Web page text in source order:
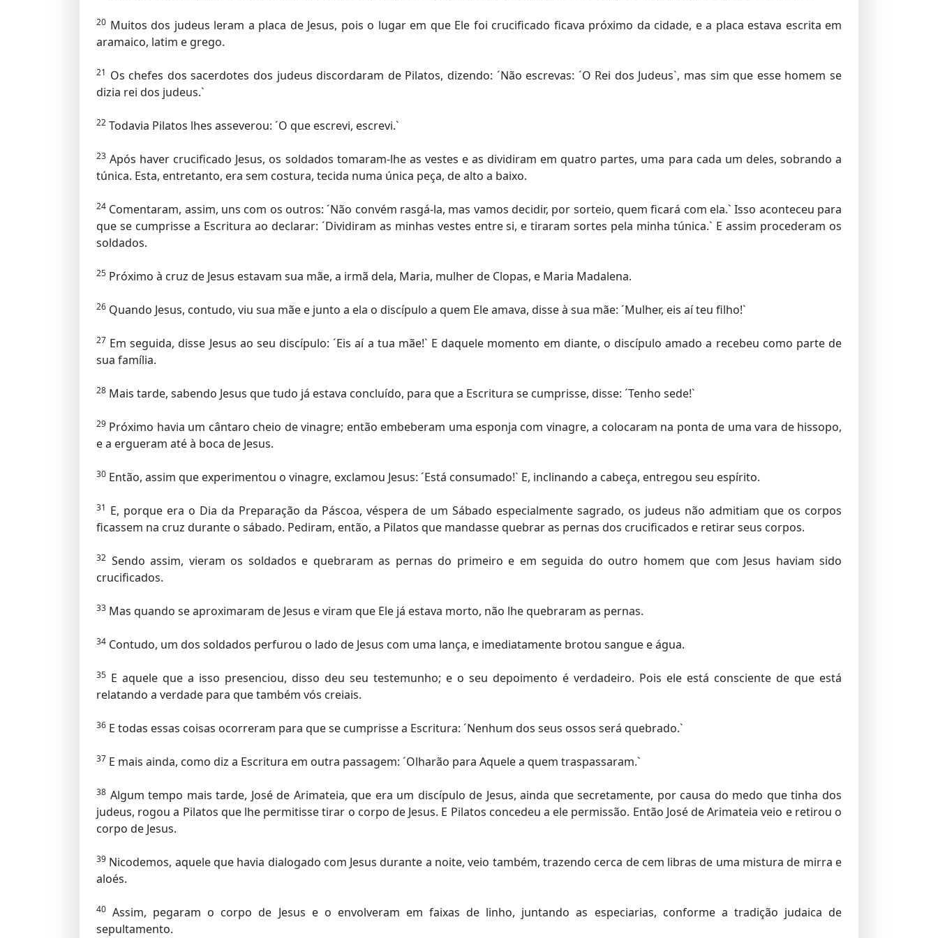
20 Muitos dos judeus leram a placa de Jesus, pois o lugar em que Ele foi crucificado ficava próximo da cidade, e a placa estava escrita em
aramaico, latim e grego.
21 Os chefes dos sacerdotes dos judeus discordaram de Pilatos, dizendo: ´Não escrevas: ´O Rei dos Judeus`, mas sim que esse homem se
dizia rei dos judeus.`
22 Todavia Pilatos lhes asseverou: ´O que escrevi, escrevi.`
23 Após haver crucificado Jesus, os soldados tomaram-lhe as vestes e as dividiram em quatro partes, uma para cada um deles, sobrando a
túnica. Esta, entretanto, era sem costura, tecida numa única peça, de alto a baixo.
24 Comentaram, assim, uns com os outros: ´Não convém rasgá-la, mas vamos decidir, por sorteio, quem ficará com ela.` Isso aconteceu para
que se cumprisse a Escritura ao declarar: ´Dividiram as minhas vestes entre si, e tiraram sortes pela minha túnica.` E assim procederam os
soldados.
25 Próximo à cruz de Jesus estavam sua mãe, a irmã dela, Maria, mulher de Clopas, e Maria Madalena.
26 Quando Jesus, contudo, viu sua mãe e junto a ela o discípulo a quem Ele amava, disse à sua mãe: ´Mulher, eis aí teu filho!`
27 Em seguida, disse Jesus ao seu discípulo: ´Eis aí a tua mãe!` E daquele momento em diante, o discípulo amado a recebeu como parte de
sua família.
28 Mais tarde, sabendo Jesus que tudo já estava concluído, para que a Escritura se cumprisse, disse: ´Tenho sede!`
29 Próximo havia um cântaro cheio de vinagre; então embeberam uma esponja com vinagre, a colocaram na ponta de uma vara de hissopo,
e a ergueram até à boca de Jesus.
30 Então, assim que experimentou o vinagre, exclamou Jesus: ´Está consumado!` E, inclinando a cabeça, entregou seu espírito.
31 E, porque era o Dia da Preparação da Páscoa, véspera de um Sábado especialmente sagrado, os judeus não admitiam que os corpos
ficassem na cruz durante o sábado. Pediram, então, a Pilatos que mandasse quebrar as pernas dos crucificados e retirar seus corpos.
32 Sendo assim, vieram os soldados e quebraram as pernas do primeiro e em seguida do outro homem que com Jesus haviam sido
crucificados.
33 Mas quando se aproximaram de Jesus e viram que Ele já estava morto, não lhe quebraram as pernas.
34 Contudo, um dos soldados perfurou o lado de Jesus com uma lança, e imediatamente brotou sangue e água.
35 E aquele que a isso presenciou, disso deu seu testemunho; e o seu depoimento é verdadeiro. Pois ele está consciente de que está
relatando a verdade para que também vós creiais.
36 E todas essas coisas ocorreram para que se cumprisse a Escritura: ´Nenhum dos seus ossos será quebrado.`
37 E mais ainda, como diz a Escritura em outra passagem: ´Olharão para Aquele a quem traspassaram.`
38 Algum tempo mais tarde, José de Arimateia, que era um discípulo de Jesus, ainda que secretamente, por causa do medo que tinha dos
judeus, rogou a Pilatos que lhe permitisse tirar o corpo de Jesus. E Pilatos concedeu a ele permissão. Então José de Arimateia veio e retirou o
corpo de Jesus.
39 Nicodemos, aquele que havia dialogado com Jesus durante a noite, veio também, trazendo cerca de cem libras de uma mistura de mirra e
aloés.
40 Assim, pegaram o corpo de Jesus e o envolveram em faixas de linho, juntando as especiarias, conforme a tradição judaica de
sepultamento.